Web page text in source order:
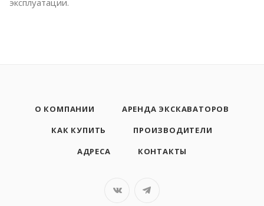
О КОМПАНИИ
АРЕНДА ЭКСКАВАТОРОВ
КАК КУПИТЬ
ПРОИЗВОДИТЕЛИ
АДРЕСА
КОНТАКТЫ